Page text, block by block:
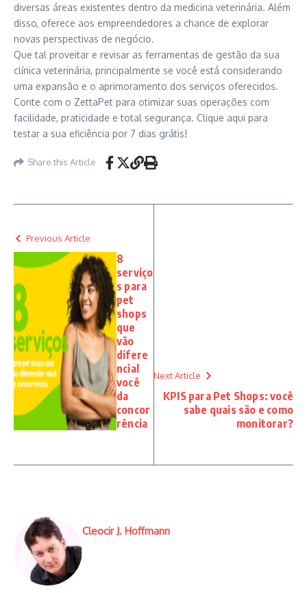
diversas áreas existentes dentro da medicina veterinária. Além
disso, oferece aos empreendedores a chance de explorar
novas perspectivas de negócio.
Que tal proveitar e revisar as ferramentas de gestão da sua
clínica veterinária, principalmente se você está considerando
uma expansão e o aprimoramento dos serviços oferecidos.
Conte com o ZettaPet para otimizar suas operações com
facilidade, praticidade e total segurança. Clique aqui para
testar a sua eficiência por 7 dias grátis!
Share this Article
Previous Article
8
serviço
s para
pet
shops
que
vão
difere
ncial
você
da
concor
rência
Next Article
KPIS para Pet Shops: você
sabe quais são e como
monitorar?
Cleocir J. Hoffmann